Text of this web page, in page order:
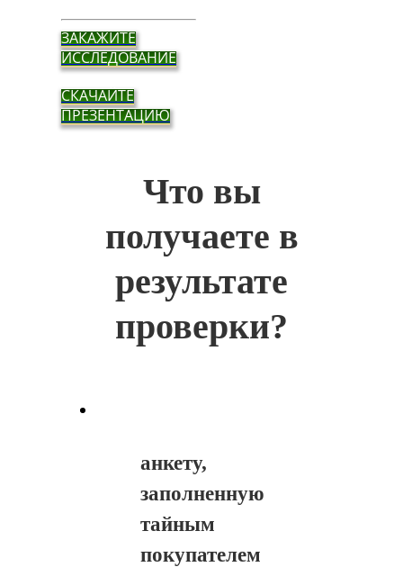
ЗАКАЖИТЕ
ИССЛЕДОВАНИЕ
СКАЧАЙТЕ
ПРЕЗЕНТАЦИЮ
Что вы
получаете в
результате
проверки?
анкету,
заполненную
тайным
покупателем